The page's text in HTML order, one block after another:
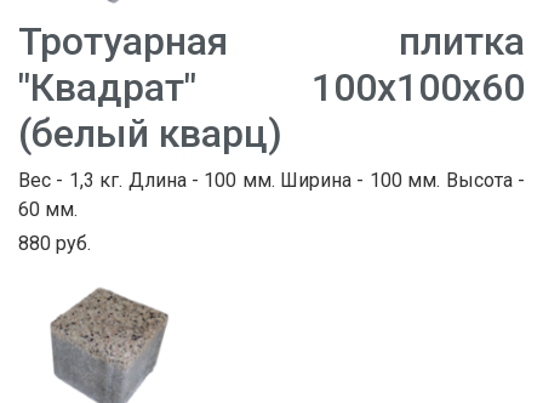
Тротуарная плитка
"Квадрат" 100х100х60
(белый кварц)
Вес - 1,3 кг. Длина - 100 мм. Ширина - 100 мм. Высота -
60 мм.
880 руб.